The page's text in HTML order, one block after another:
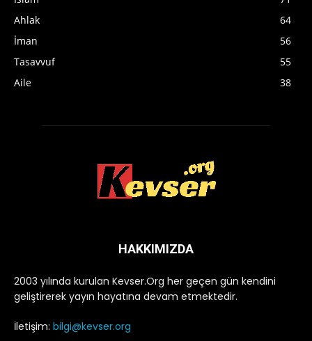
Ahlak
64
İman
56
Tasavvuf
55
Aile
38
HAKKIMIZDA
2003 yılında kurulan Kevser.Org her geçen gün kendini
geliştirerek yayın hayatına devam etmektedir.
İletişim: bilgi@kevser.org